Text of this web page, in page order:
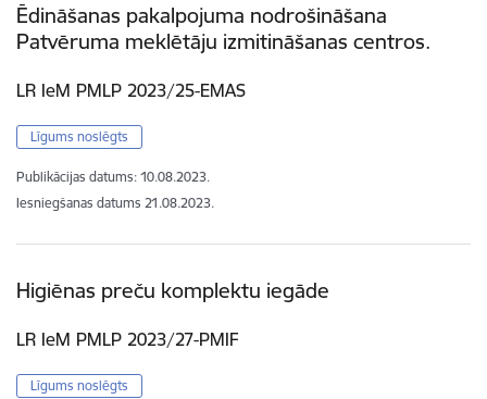
Ēdināšanas pakalpojuma nodrošināšana
Patvēruma meklētāju izmitināšanas centros.
LR IeM PMLP 2023/25-EMAS
Līgums noslēgts
Publikācijas datums: 10.08.2023.
Iesniegšanas datums 21.08.2023.
Higiēnas preču komplektu iegāde
LR IeM PMLP 2023/27-PMIF
Līgums noslēgts